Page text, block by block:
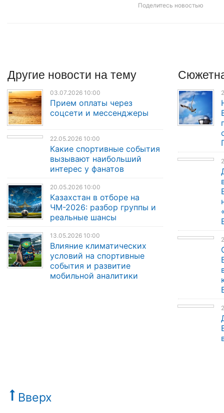
Поделитесь новостью
Другие новости на тему
03.07.2026 10:00
Прием оплаты через
соцсети и мессенджеры
22.05.2026 10:00
Какие спортивные события
вызывают наибольший
интерес у фанатов
20.05.2026 10:00
Казахстан в отборе на
ЧМ-2026: разбор группы и
реальные шансы
13.05.2026 10:00
Влияние климатических
условий на спортивные
события и развитие
мобильной аналитики
Вверх